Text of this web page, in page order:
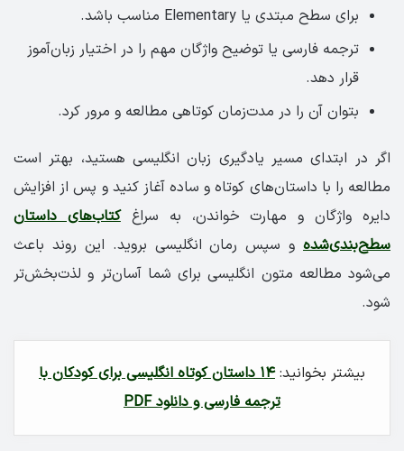
برای سطح مبتدی یا Elementary مناسب باشد.
ترجمه فارسی یا توضیح واژگان مهم را در اختیار زبان‌آموز
قرار دهد.
بتوان آن را در مدت‌زمان کوتاهی مطالعه و مرور کرد.
اگر در ابتدای مسیر یادگیری زبان انگلیسی هستید، بهتر است
مطالعه را با داستان‌های کوتاه و ساده آغاز کنید و پس از افزایش
دایره واژگان و مهارت خواندن، به سراغکتاب‌های داستان
سطح‌بندی‌شده و سپس رمان انگلیسی بروید. این روند باعث
می‌شود مطالعه متون انگلیسی برای شما آسان‌تر و لذت‌بخش‌تر
شود.
بیشتر بخوانید:
۱۴ داستان کوتاه انگلیسی برای کودکان با
ترجمه فارسی و دانلود PDF